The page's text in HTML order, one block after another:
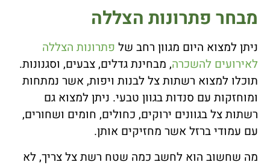
מבחר פתרונות הצללה
ניתן למצוא היום מגוון רחב של פתרונות הצללה
לאירועים להשכרה, מבחינת גדלים, צבעים, וסגנונות.
תוכלו למצוא רשתות צל לבנות ויפות, אשר נמתחות
ומוחזקות עם סנדות בגוון טבעי. ניתן למצוא גם
רשתות צל בגוונים ירוקים, כחולים, חומים ושחורים,
עם עמודי ברזל אשר מחזיקים אותן.
מה שחשוב הוא לחשב כמה שטח רשת צל צריך, לא